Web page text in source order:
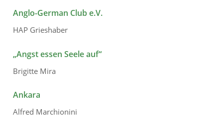
Anglo-German Club e.V.
HAP Grieshaber
„Angst essen Seele auf“
Brigitte Mira
Ankara
Alfred Marchionini